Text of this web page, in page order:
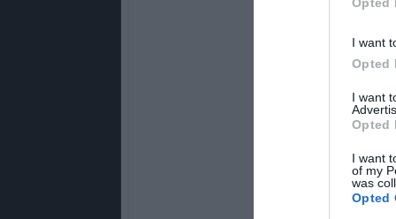
I want
Opted
I want
Opted
I want
of my
was
Opted